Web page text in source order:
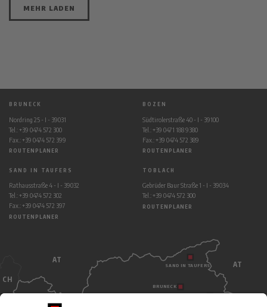
MEHR LADEN
BRUNECK
Nordring 25 - I - 39031
Tel.: +39 0474 572 300
Fax.: +39 0474 572 399
ROUTENPLANER
BOZEN
Südtirolerstraße 40 - I - 39100
Tel.: +39 0471 188 9380
Fax.: +39 0474 572 389
ROUTENPLANER
SAND IN TAUFERS
Rathausstraße 4 - I - 39032
Tel.: +39 0474 572 302
Fax.: +39 0474 572 397
ROUTENPLANER
TOBLACH
Gebrüder Baur Straße 1 - I - 39034
Tel.: +39 0474 572 300
ROUTENPLANER
AT
AT
CH
BRUNECK
SAND IN TAUFERS